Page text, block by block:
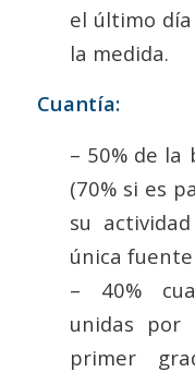
el último
la medida.
Cuantía:
– 50% de la
(70% si es
su
única
– 40%
unidas por
primer